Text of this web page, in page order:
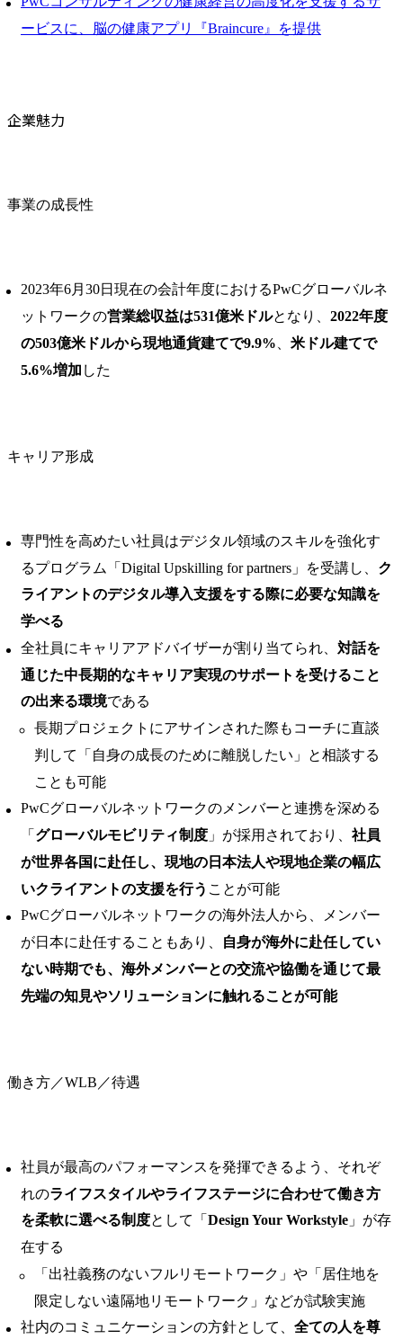
ービスに、脳の健康アプリ『Braincure』を提供
企業魅力
事業の成長性
2023年6月30日現在の会計年度におけるPwCグローバルネ
ットワークの営業総収益は531億米ドルとなり、 2022年度
の503億米ドルから現地通貨建てで9.9%
米ドル建てで
5.6%増加 した
キャリア形成
専門性を高めたい社員はデジタル領域のスキルを強化す
るプログラム「Digital Upskilling for partners」を受講し、 ク
ライアントのデジタル導入支援をする際に必要な知識を
学べる
全社員にキャリアアドバイザーが割り当てられ、 対話を
通じた中長期的なキャリア実現のサポートを受けること
の出来る環境である
長期プロジェクトにアサインされた際もコーチに直談
判して「自身の成長のために離脱したい」と相談する
ことも可能
PwCグローバルネットワークのメンバーと連携を深める
「 グローバルモビリティ制度 」が採用されており、 社員
が世界各国に赴任し、現地の日本法人や現地企業の幅広
いクライアントの支援を行う ことが可能
PwCグローバルネットワークの海外法人から、メンバー
が日本に赴任することもあり、
自身が海外に赴任してい
ない時期でも、海外メンバーとの交流や協働を通じて最
先端の知見やソリューションに触れることが可能
働き方／WLB／待遇
社員が最高のパフォーマンスを発揮できるよう、それぞ
れのライフスタイルやライフステージに合わせて働き方
を柔軟に選べる制度として「 Design Your Workstyle 」が存
在する
「出社義務のないフルリモートワーク」や「居住地を
限定しない遠隔地リモートワーク」などが試験実施
社内のコミュニケーションの方針として、 全ての人を尊